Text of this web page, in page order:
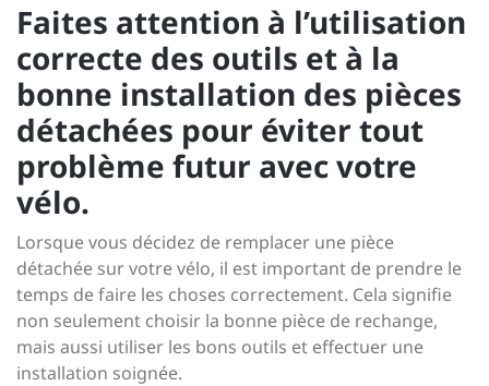
Faites attention à l’utilisation
correcte des outils et à la
bonne installation des pièces
détachées pour éviter tout
problème futur avec votre
vélo.
Lorsque vous décidez de remplacer une pièce
détachée sur votre vélo, il est important de prendre le
temps de faire les choses correctement. Cela signifie
non seulement choisir la bonne pièce de rechange,
mais aussi utiliser les bons outils et effectuer une
installation soignée.